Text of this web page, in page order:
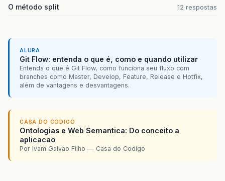
O método split 12 respostas
ALURA
Git Flow: entenda o que é, como e quando utilizar
Entenda o que é Git Flow, como funciona seu fluxo com
branches como Master, Develop, Feature, Release e Hotfix,
além de vantagens e desvantagens.
CASA DO CODIGO
Ontologias e Web Semantica: Do conceito a
aplicacao
Por Ivam Galvao Filho — Casa do Codigo